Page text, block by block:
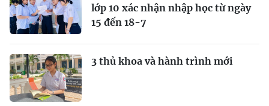
lớp 10 xác nhận nhập học từ ngày
15 đến 18-7
3 thủ khoa và hành trình mới